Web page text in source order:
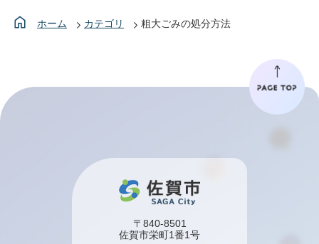
ホーム カテゴリ 粗大ごみの処分方法
〒840-8501
佐賀市栄町1番1号